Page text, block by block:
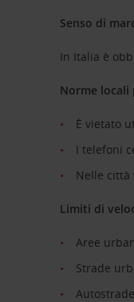
Senso di
In Italia è
Norme locali
È vietato
I telefoni
Nelle città
Limiti di
Aree
Strade